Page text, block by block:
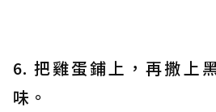
6. 把雞蛋鋪上，再撒上
味。